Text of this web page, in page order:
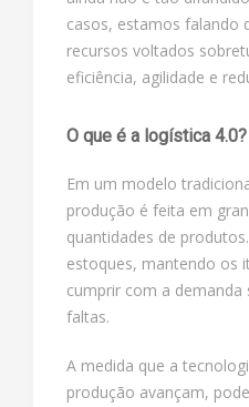
casos, estamos falando
recursos voltados
eficiência, agilidade e
O que é a logística 4.0?
Em um modelo
produção é feita em
quantidades de
estoques, mantendo os
cumprir com a
faltas.
A medida que a
produção avançam,